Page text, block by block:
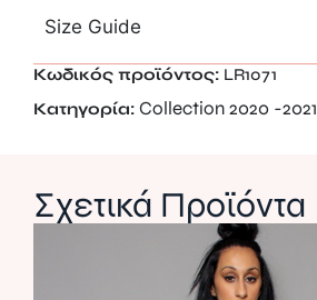
Size Guide
Κωδικός προϊόντος: LR1071
Κατηγορία: Collection 2020 -2021
Σχετικά Προϊόντα